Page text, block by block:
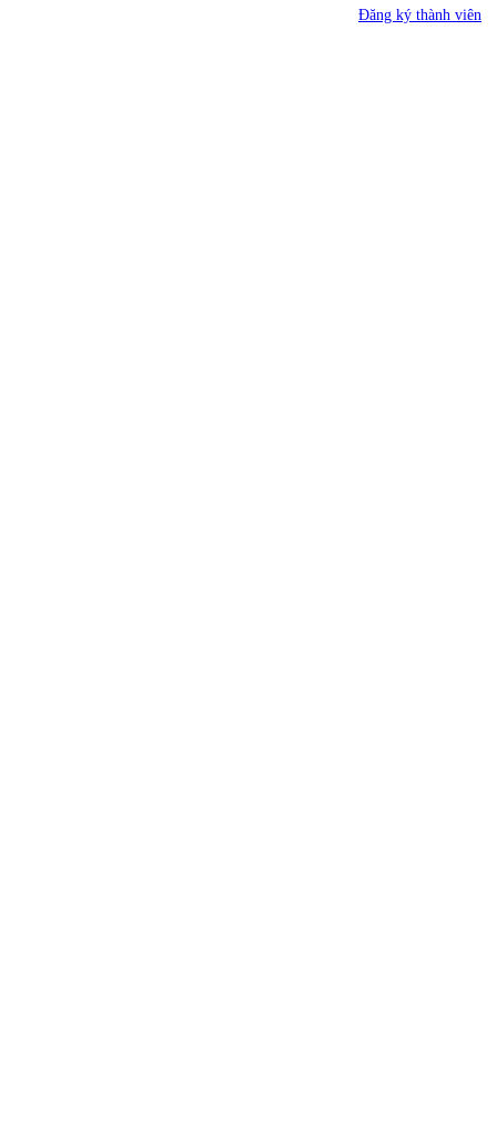
Đăng ký thành viên